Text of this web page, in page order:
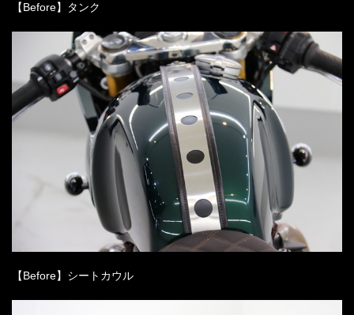
【Before】タンク
【Before】シートカウル